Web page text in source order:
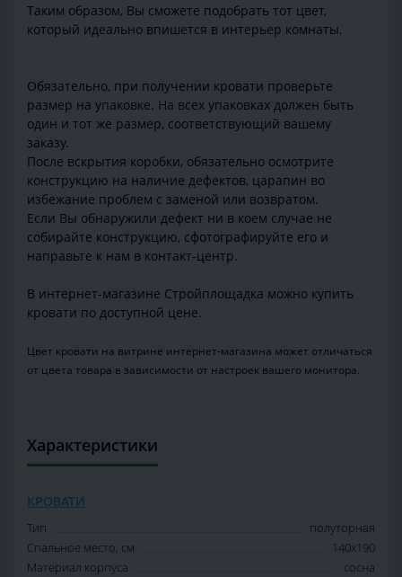
Таким образом, Вы сможете подобрать тот цвет,
который идеально впишется в интерьер комнаты.
Обязательно, при получении кровати проверьте
размер на упаковке. На всех упаковках должен быть
один и тот же размер, соответствующий вашему
заказу.
После вскрытия коробки, обязательно осмотрите
конструкцию на наличие дефектов, царапин во
избежание проблем с заменой или возвратом.
Если Вы обнаружили дефект ни в коем случае не
собирайте конструкцию, сфотографируйте его и
направьте к нам в контакт-центр.
В интернет-магазине Стройплощадка можно купить
кровати по доступной цене.
Цвет кровати на витрине интернет-магазина может отличаться
от цвета товара в зависимости от настроек вашего монитора.
Характеристики
КРОВАТИ
Тип
полуторная
Спальное место, см
140х190
Материал корпуса
сосна